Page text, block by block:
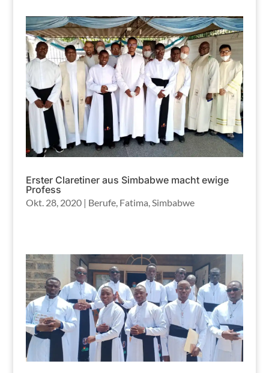
Erster Claretiner aus Simbabwe macht ewige
Profess
Okt. 28, 2020| Berufe, Fatima,Simbabwe